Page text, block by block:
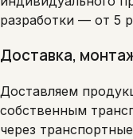
разработки — от 5
Доставка,
Доставляем
собственным
через